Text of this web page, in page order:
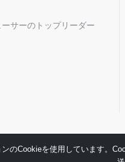
サーのトップリーダー
のCookieを使用しています。